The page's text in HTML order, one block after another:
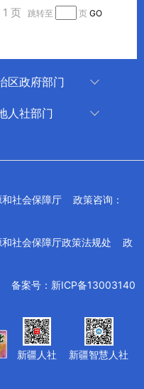
页 跳转至 页 GO
区政府部门
审计厅
退役军人事务厅
商务厅
农业农村厅
卫生健康委员会
人社部门
克孜勒苏柯尔克孜自治州
和社会保障厅 政策咨询：
和社会保障厅政策法规处 政
备案号：新ICP备13003140
新疆人社 新疆智慧人社